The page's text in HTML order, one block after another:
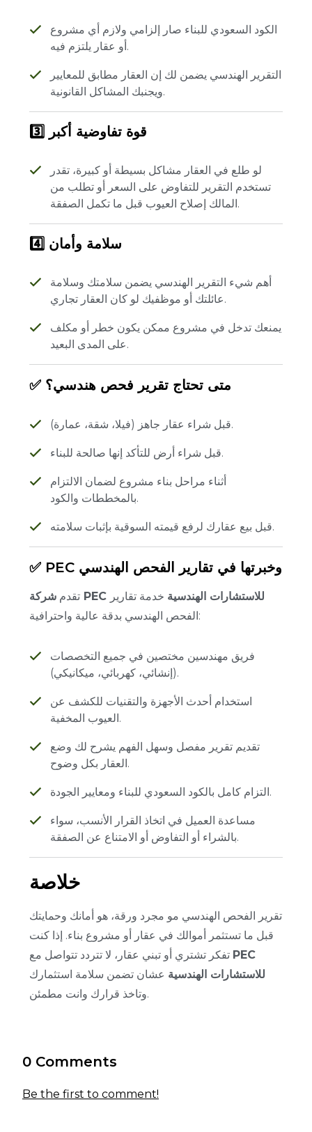
الكود السعودي للبناء صار إلزامي ولازم أي مشروع
أو عقار يلتزم فيه.
التقرير الهندسي يضمن لك إن العقار مطابق للمعايير
ويجنبك المشاكل القانونية.
3️⃣ قوة تفاوضية أكبر
لو طلع في العقار مشاكل بسيطة أو كبيرة، تقدر
تستخدم التقرير للتفاوض على السعر أو تطلب من
المالك إصلاح العيوب قبل ما تكمل الصفقة.
4️⃣ سلامة وأمان
أهم شيء التقرير الهندسي يضمن سلامتك وسلامة
عائلتك أو موظفيك لو كان العقار تجاري.
يمنعك تدخل في مشروع ممكن يكون خطر أو مكلف
على المدى البعيد.
✅ متى تحتاج تقرير فحص هندسي؟
قبل شراء عقار جاهز (فيلا، شقة، عمارة).
قبل شراء أرض للتأكد إنها صالحة للبناء.
أثناء مراحل بناء مشروع لضمان الالتزام
بالمخططات والكود.
قبل بيع عقارك لرفع قيمته السوقية بإثبات سلامته.
✅ PEC وخبرتها في تقارير الفحص الهندسي
تقدم شركة PEC للاستشارات الهندسية خدمة تقارير
الفحص الهندسي بدقة عالية واحترافية:
فريق مهندسين مختصين في جميع التخصصات
(إنشائي، كهربائي، ميكانيكي).
استخدام أحدث الأجهزة والتقنيات للكشف عن
العيوب المخفية.
تقديم تقرير مفصل وسهل الفهم يشرح لك وضع
العقار بكل وضوح.
التزام كامل بالكود السعودي للبناء ومعايير الجودة.
مساعدة العميل في اتخاذ القرار الأنسب، سواء
بالشراء أو التفاوض أو الامتناع عن الصفقة.
خلاصة
تقرير الفحص الهندسي مو مجرد ورقة، هو أمانك وحمايتك
قبل ما تستثمر أموالك في عقار أو مشروع بناء. إذا كنت
PEC
للاستشارات الهندسية عشان تضمن سلامة استثمارك
وتاخذ قرارك وانت مطمئن.
0 Comments
Be the first to comment!